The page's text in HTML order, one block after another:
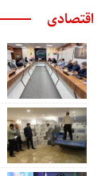
اقتصادی